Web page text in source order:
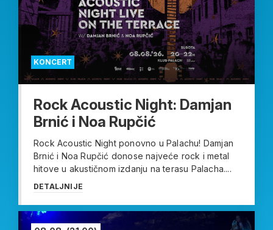
KONCERT
Rock Acoustic Night: Damjan
Brnić i Noa Rupčić
Rock Acoustic Night ponovno u Palachu! Damjan
Brnić i Noa Rupčić donose najveće rock i metal
hitove u akustičnom izdanju na terasu Palacha....
DETALJNIJE